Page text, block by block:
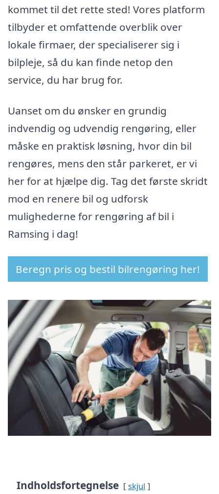
kommet til det rette sted! Vores platform
tilbyder et omfattende overblik over
lokale firmaer, der specialiserer sig i
bilpleje, så du kan finde netop den
service, du har brug for.
Uanset om du ønsker en grundig
indvendig og udvendig rengøring, eller
måske en praktisk løsning, hvor din bil
rengøres, mens den står parkeret, er vi
her for at hjælpe dig. Tag det første skridt
mod en renere bil og udforsk
mulighederne for rengøring af bil i
Ramsing i dag!
Beregn pris og bestil bilrengøring her!
Indholdsfortegnelse skjul